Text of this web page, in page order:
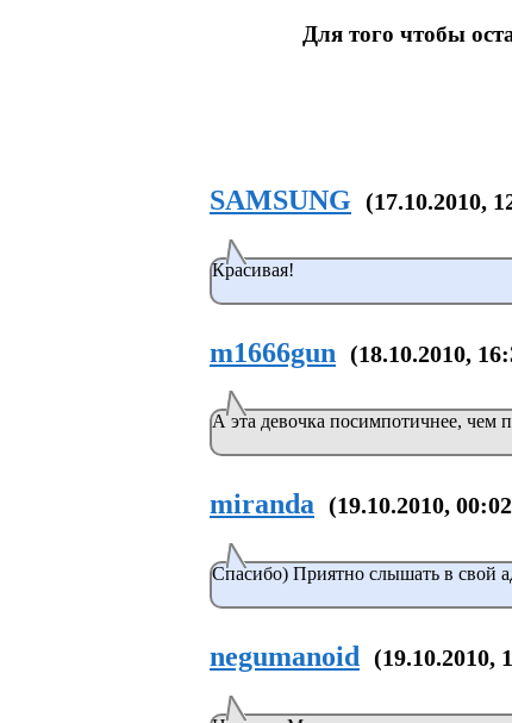
Для того чтобы
SAMSUNG (17.10.2010,
Красивая!
m1666gun (18.10.2010,
А эта девочка посимпотичнее, чем
miranda (19.10.2010,
Спасибо) Приятно слышать в свой
negumanoid (19.10.2010,